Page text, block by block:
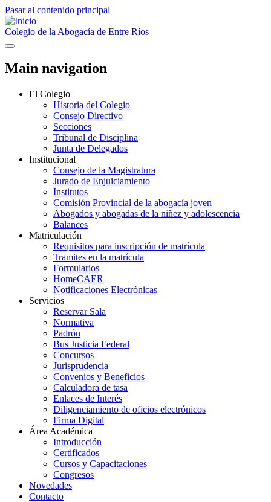
Pasar al contenido principal
Colegio de la Abogacía de Entre Ríos
Main navigation
El Colegio
Historia del Colegio
Consejo Directivo
Secciones
Tribunal de Disciplina
Junta de Delegados
Institucional
Consejo de la Magistratura
Jurado de Enjuiciamiento
Institutos
Comisión Provincial de la abogacía joven
Abogados y abogadas de la niñez y adolescencia
Balances
Matriculación
Requisitos para inscripción de matrícula
Tramites en la matrícula
Formularios
HomeCAER
Notificaciones Electrónicas
Servicios
Reservar Sala
Normativa
Padrón
Bus Justicia Federal
Concursos
Jurisprudencia
Convenios y Beneficios
Calculadora de tasa
Enlaces de Interés
Diligenciamiento de oficios electrónicos
Firma Digital
Área Académica
Introducción
Certificados
Cursos y Capacitaciones
Congresos
Novedades
Contacto